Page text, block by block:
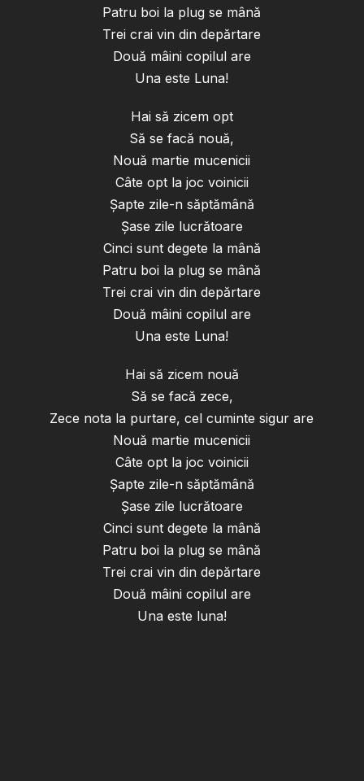
Patru boi la plug se mână
Trei crai vin din depărtare
Două mâini copilul are
Una este Luna!
Hai să zicem opt
Să se facă nouă,
Nouă martie mucenicii
Câte opt la joc voinicii
Șapte zile-n săptămână
Șase zile lucrătoare
Cinci sunt degete la mână
Patru boi la plug se mână
Trei crai vin din depărtare
Două mâini copilul are
Una este Luna!
Hai să zicem nouă
Să se facă zece,
Zece nota la purtare, cel cuminte sigur are
Nouă martie mucenicii
Câte opt la joc voinicii
Șapte zile-n săptămână
Șase zile lucrătoare
Cinci sunt degete la mână
Patru boi la plug se mână
Trei crai vin din depărtare
Două mâini copilul are
Una este luna!